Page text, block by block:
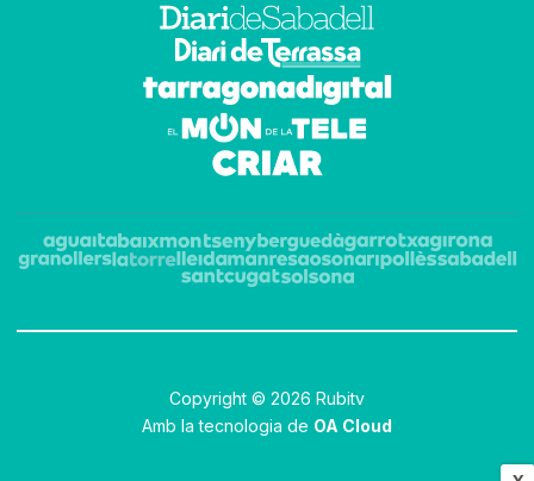
Copyright © 2026 Rubitv
Amb la tecnologia de OA Cloud